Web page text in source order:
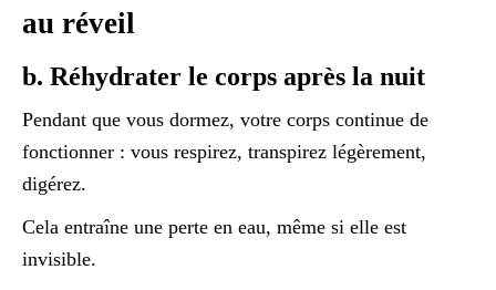
au réveil
b. Réhydrater le corps après la nuit
Pendant que vous dormez, votre corps continue de
fonctionner : vous respirez, transpirez légèrement,
digérez.
Cela entraîne une perte en eau, même si elle est
invisible.